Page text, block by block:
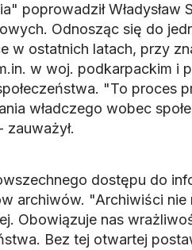
poprowadził Władysław
Odnosząc się do
w ostatnich latach, przy
w woj. podkarpackim i
"To proces
władczego wobec
zauważył.
dostępu do
archiwów. "Archiwiści nie
Obowiązuje nas
Bez tej otwartej